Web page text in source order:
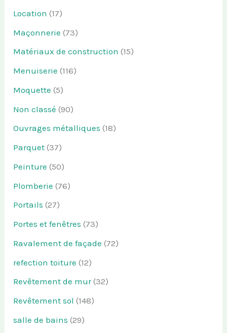
Location (17)
Maçonnerie (73)
Matériaux de construction (15)
Menuiserie (116)
Moquette (5)
Non classé (90)
Ouvrages métalliques (18)
Parquet (37)
Peinture (50)
Plomberie (76)
Portails (27)
Portes et fenêtres (73)
Ravalement de façade (72)
refection toiture (12)
Revêtement de mur(32)
Revêtement sol (148)
salle de bains (29)